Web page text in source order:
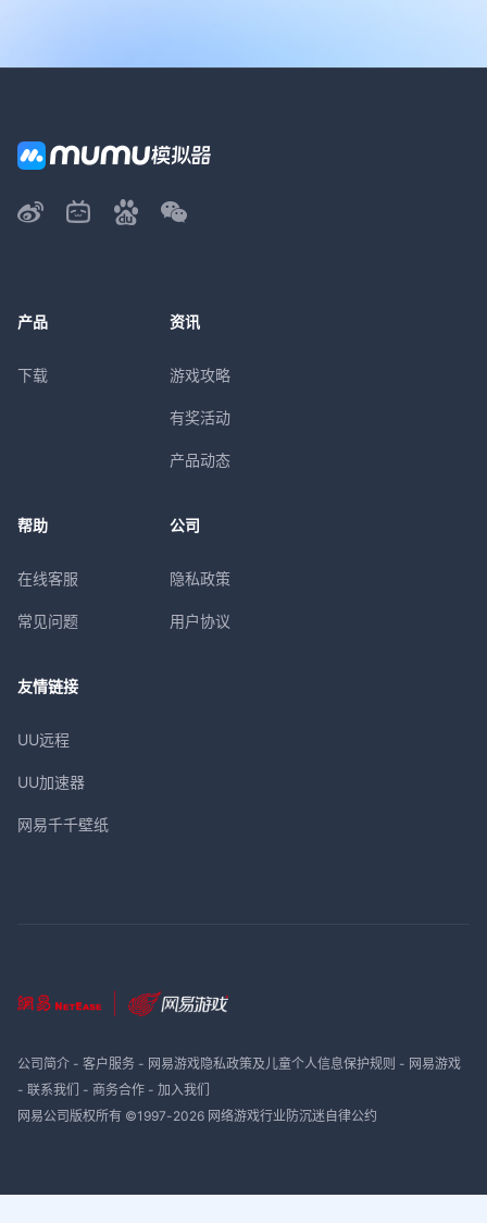
产品
下载
资讯
游戏攻略
有奖活动
产品动态
帮助
在线客服
常见问题
公司
隐私政策
用户协议
友情链接
UU远程
UU加速器
网易千千壁纸
公司简介- 客户服务- 网易游戏隐私政策及儿童个人信息保护规则 - 网易游戏
- 联系我们 - 商务合作- 加入我们
网易公司版权所有 ©1997-2026 网络游戏行业防沉迷自律公约